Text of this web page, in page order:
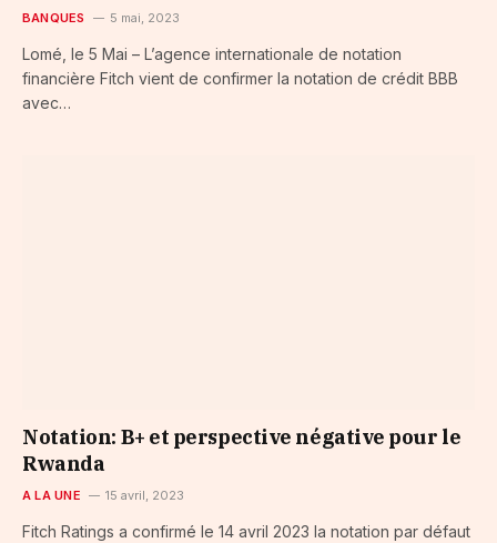
BANQUES 5 mai, 2023
Lomé, le 5 Mai – L’agence internationale de notation
financière Fitch vient de confirmer la notation de crédit BBB
avec…
Notation: B+ et perspective négative pour le
Rwanda
A LA UNE 15 avril, 2023
Fitch Ratings a confirmé le 14 avril 2023 la notation par défaut